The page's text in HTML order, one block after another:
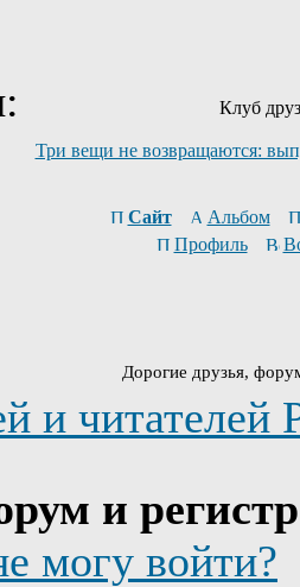
Клуб
Три вещи не возвращаются:
Сайт
Альбом
Профиль
Дорогие друзья,
и
и
могу войти?